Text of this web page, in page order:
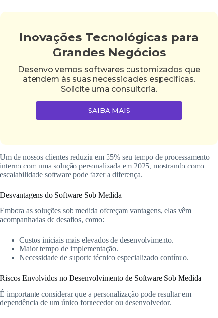
Inovações Tecnológicas para
Grandes Negócios
Desenvolvemos softwares customizados que
atendem às suas necessidades específicas.
Solicite uma consultoria.
SAIBA MAIS
Um de nossos clientes reduziu em 35% seu tempo de processamento
interno com uma solução personalizada em 2025, mostrando como
escalabilidade software pode fazer a diferença.
Desvantagens do Software Sob Medida
Embora as soluções sob medida ofereçam vantagens, elas vêm
acompanhadas de desafios, como:
Custos iniciais mais elevados de desenvolvimento.
Maior tempo de implementação.
Necessidade de suporte técnico especializado contínuo.
Riscos Envolvidos no Desenvolvimento de Software Sob Medida
É importante considerar que a personalização pode resultar em
dependência de um único fornecedor ou desenvolvedor.